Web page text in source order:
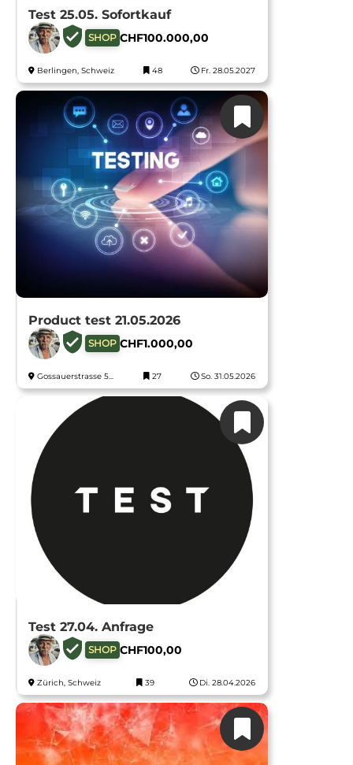
Test 25.05. Sofortkauf
SHOP CHF100.000,00
Berlingen, Schweiz 48 Fr. 28.05.2027
Product test 21.05.2026
SHOP CHF1.000,00
Gossauerstrasse 5... 27 So. 31.05.2026
Test 27.04. Anfrage
SHOP CHF100,00
Zürich, Schweiz 39 Di. 28.04.2026